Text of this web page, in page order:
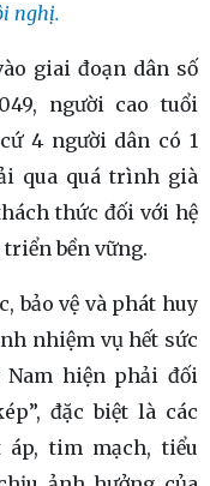
nghị.
giai đoạn dân số
người cao tuổi
4 người dân có 1
qua quá trình già
thức đối với hệ
bền vững.
bảo vệ và phát huy
nhiệm vụ hết sức
Nam hiện phải đối
đặc biệt là các
tim mạch, tiểu